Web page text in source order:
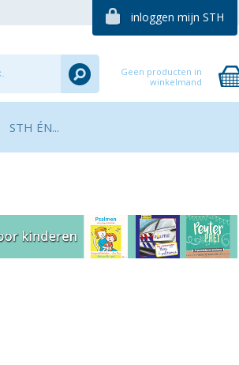
inloggen mijn STH
Geen producten in
winkelmand
STH ÉN...